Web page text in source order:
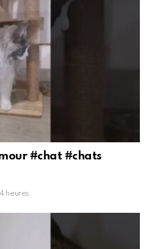
#chat #chats
heures